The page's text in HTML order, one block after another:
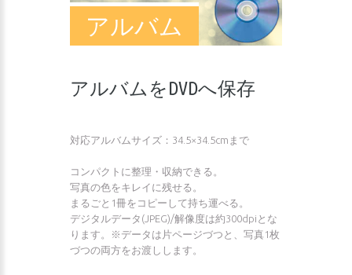
アルバム
アルバムをDVDへ保存
対応アルバムサイズ：34.5×34.5cmまで
コンパクトに整理・収納できる。
写真の色をキレイに残せる。
まるごと1冊をコピーして持ち運べる。
デジタルデータ(JPEG)/解像度は約300dpiとな
ります。※データは片ページづつと、写真1枚
づつの両方をお渡しします。